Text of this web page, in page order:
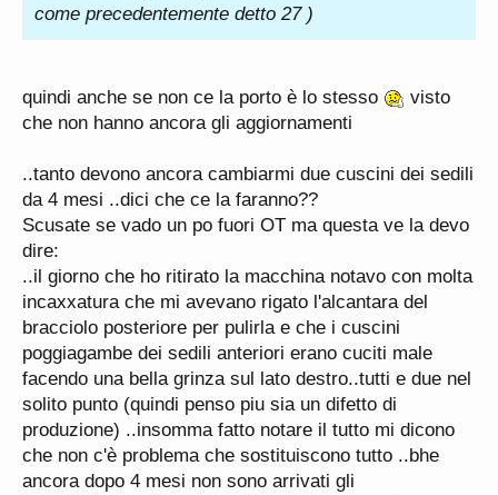
come precedentemente detto 27 )
quindi anche se non ce la porto è lo stesso
visto
che non hanno ancora gli aggiornamenti
..tanto devono ancora cambiarmi due cuscini dei sedili
da 4 mesi ..dici che ce la faranno??
Scusate se vado un po fuori OT ma questa ve la devo
dire:
..il giorno che ho ritirato la macchina notavo con molta
incaxxatura che mi avevano rigato l'alcantara del
bracciolo posteriore per pulirla e che i cuscini
poggiagambe dei sedili anteriori erano cuciti male
facendo una bella grinza sul lato destro..tutti e due nel
solito punto (quindi penso piu sia un difetto di
produzione) ..insomma fatto notare il tutto mi dicono
che non c'è problema che sostituiscono tutto ..bhe
ancora dopo 4 mesi non sono arrivati gli